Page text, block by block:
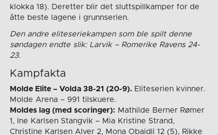
klokka 18). Deretter blir det sluttspillkamper for de
åtte beste lagene i grunnserien.
Den andre eliteseriekampen som ble spilt denne
søndagen endte slik: Larvik – Romerike Ravens 24-
23.
Kampfakta
Molde Elite – Volda 38-21 (20-9). Eliteserien kvinner.
Molde Arena – 991 tilskuere.
Moldes lag (med scoringer): Mathilde Berner Rømer
1, Ine Karlsen Stangvik – Mia Kristine Strand,
Christine Karlsen Alver 2, Mona Obaidli 12 (5), Rikke